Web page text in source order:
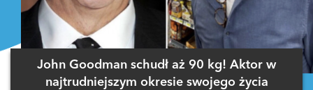
John Goodman schudł aż 90 kg! Aktor w
najtrudniejszym okresie swojego życia